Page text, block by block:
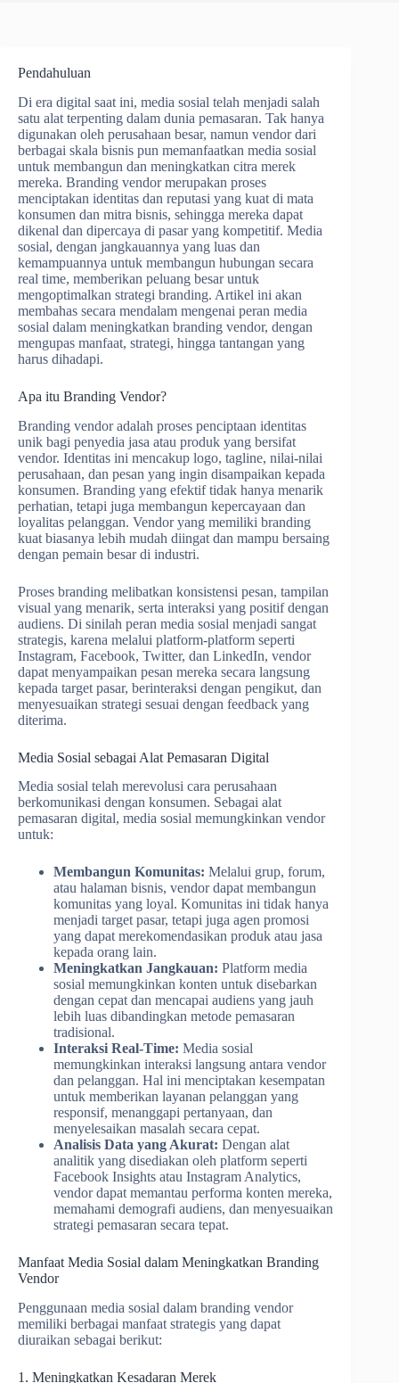
Pendahuluan
Di era digital saat ini, media sosial telah menjadi salah
satu alat terpenting dalam dunia pemasaran. Tak hanya
digunakan oleh perusahaan besar, namun vendor dari
berbagai skala bisnis pun memanfaatkan media sosial
untuk membangun dan meningkatkan citra merek
mereka. Branding vendor merupakan proses
menciptakan identitas dan reputasi yang kuat di mata
konsumen dan mitra bisnis, sehingga mereka dapat
dikenal dan dipercaya di pasar yang kompetitif. Media
sosial, dengan jangkauannya yang luas dan
kemampuannya untuk membangun hubungan secara
real time, memberikan peluang besar untuk
mengoptimalkan strategi branding. Artikel ini akan
membahas secara mendalam mengenai peran media
sosial dalam meningkatkan branding vendor, dengan
mengupas manfaat, strategi, hingga tantangan yang
harus dihadapi.
Apa itu Branding Vendor?
Branding vendor adalah proses penciptaan identitas
unik bagi penyedia jasa atau produk yang bersifat
vendor. Identitas ini mencakup logo, tagline, nilai-nilai
perusahaan, dan pesan yang ingin disampaikan kepada
konsumen. Branding yang efektif tidak hanya menarik
perhatian, tetapi juga membangun kepercayaan dan
loyalitas pelanggan. Vendor yang memiliki branding
kuat biasanya lebih mudah diingat dan mampu bersaing
dengan pemain besar di industri.
Proses branding melibatkan konsistensi pesan, tampilan
visual yang menarik, serta interaksi yang positif dengan
audiens. Di sinilah peran media sosial menjadi sangat
strategis, karena melalui platform-platform seperti
Instagram, Facebook, Twitter, dan LinkedIn, vendor
dapat menyampaikan pesan mereka secara langsung
kepada target pasar, berinteraksi dengan pengikut, dan
menyesuaikan strategi sesuai dengan feedback yang
diterima.
Media Sosial sebagai Alat Pemasaran Digital
Media sosial telah merevolusi cara perusahaan
berkomunikasi dengan konsumen. Sebagai alat
pemasaran digital, media sosial memungkinkan vendor
untuk:
Membangun Komunitas: Melalui grup, forum,
atau halaman bisnis, vendor dapat membangun
komunitas yang loyal. Komunitas ini tidak hanya
menjadi target pasar, tetapi juga agen promosi
yang dapat merekomendasikan produk atau jasa
kepada orang lain.
Meningkatkan Jangkauan: Platform media
sosial memungkinkan konten untuk disebarkan
dengan cepat dan mencapai audiens yang jauh
lebih luas dibandingkan metode pemasaran
tradisional.
Interaksi Real-Time: Media sosial
memungkinkan interaksi langsung antara vendor
dan pelanggan. Hal ini menciptakan kesempatan
untuk memberikan layanan pelanggan yang
responsif, menanggapi pertanyaan, dan
menyelesaikan masalah secara cepat.
Analisis Data yang Akurat: Dengan alat
analitik yang disediakan oleh platform seperti
Facebook Insights atau Instagram Analytics,
vendor dapat memantau performa konten mereka,
memahami demografi audiens, dan menyesuaikan
strategi pemasaran secara tepat.
Manfaat Media Sosial dalam Meningkatkan Branding
Vendor
Penggunaan media sosial dalam branding vendor
memiliki berbagai manfaat strategis yang dapat
diuraikan sebagai berikut:
1. Meningkatkan Kesadaran Merek